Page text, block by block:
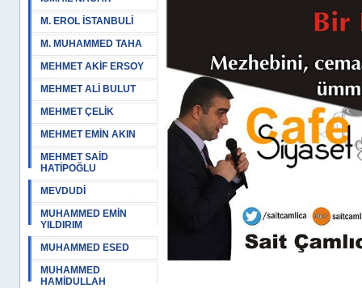
M. EROL İSTANBULİ
M. MUHAMMED TAHA
MEHMET AKİF ERSOY
MEHMET ALİ BULUT
MEHMET ÇELİK
MEHMET EMİN AKIN
MEHMET SAİD
HATİPOĞLU
MEVDUDİ
MUHAMMED EMİN
YILDIRIM
MUHAMMED ESED
MUHAMMED
HAMİDULLAH